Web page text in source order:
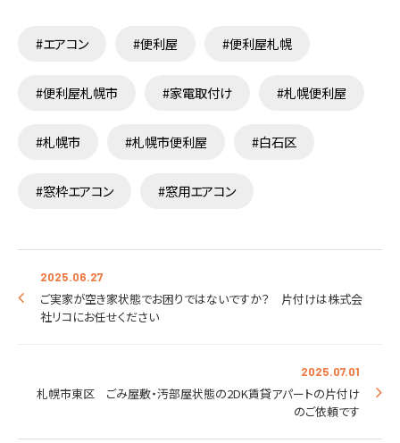
#エアコン #便利屋 #便利屋札幌
#便利屋札幌市 #家電取付け #札幌便利屋
#札幌市 #札幌市便利屋 #白石区
#窓枠エアコン #窓用エアコン
2025.06.27
ご実家が空き家状態でお困りではないですか？ 片付けは株式会
社リコにお任せください
2025.07.01
札幌市東区 ごみ屋敷・汚部屋状態の2DK賃貸アパートの片付け
のご依頼です